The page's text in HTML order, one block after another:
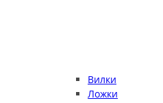
Вилки
Ложки